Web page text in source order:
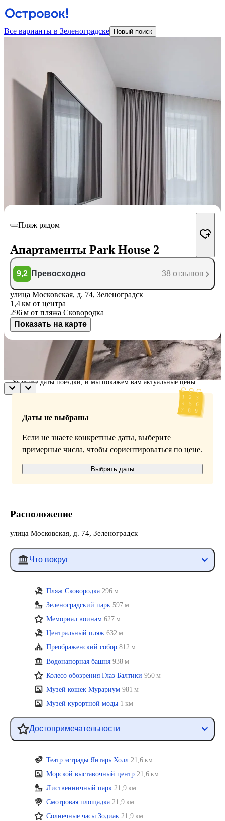
Все варианты в Зеленоградске Новый поиск
Пляж рядом
Апартаменты Park House 2
9,2 Превосходно 38 отзывов
улица Московская, д. 74, Зеленоградск
1,4 км от центра
296 м от пляжа Сковородка
Показать на карте
Доступные номера
Укажите даты поездки, и мы покажем вам актуальные цены
Даты не выбраны
Если не знаете конкретные даты, выберите
примерные числа, чтобы сориентироваться по цене.
Выбрать даты
Расположение
улица Московская, д. 74, Зеленоградск
Что вокруг
Пляж Сковородка 296 м
Зеленоградский парк 597 м
Мемориал воинам 627 м
Центральный пляж 632 м
Преображенский собор 812 м
Водонапорная башня 938 м
Колесо обозрения Глаз Балтики 950 м
Музей кошек Мурариум 981 м
Музей курортной моды 1 км
Достопримечательности
Театр эстрады Янтарь Холл 21,6 км
Морской выставочный центр 21,6 км
Лиственничный парк 21,9 км
Смотровая площадка 21,9 км
Солнечные часы Зодиак 21,9 км